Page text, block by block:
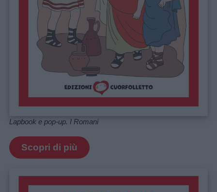
Lapbook e pop-up. I Romani
Scopri di più